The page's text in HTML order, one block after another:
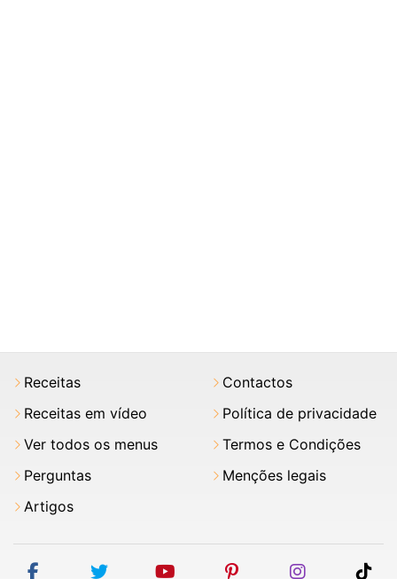
Receitas
Receitas em vídeo
Ver todos os menus
Perguntas
Artigos
Contactos
Política de privacidade
Termos e Condições
Menções legais
facebooktwitter youtubepinterestinstagram